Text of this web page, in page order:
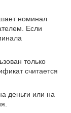
номинал
Если
только
считается
деньги или на